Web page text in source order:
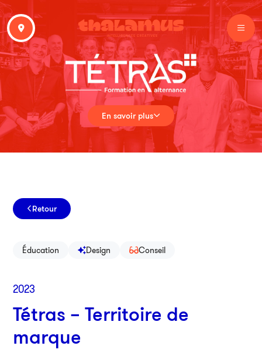
En savoir plus
Retour
Éducation Design Conseil
2023
Tétras – Territoire de
marque